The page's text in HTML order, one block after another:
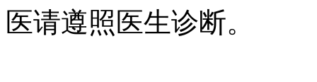
医请遵照医生诊断。